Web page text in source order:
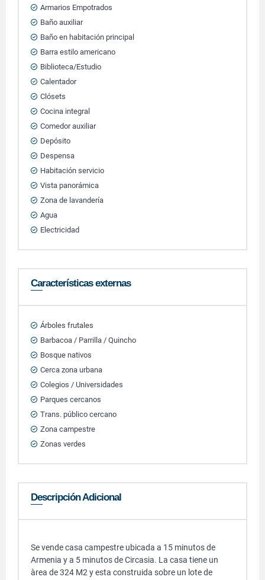
Armarios Empotrados
Baño auxiliar
Baño en habitación principal
Barra estilo americano
Biblioteca/Estudio
Calentador
Clósets
Cocina integral
Comedor auxiliar
Depósito
Despensa
Habitación servicio
Vista panorámica
Zona de lavandería
Agua
Electricidad
Características externas
Árboles frutales
Barbacoa / Parrilla / Quincho
Bosque nativos
Cerca zona urbana
Colegios / Universidades
Parques cercanos
Trans. público cercano
Zona campestre
Zonas verdes
Descripción Adicional
Se vende casa campestre ubicada a 15 minutos de
Armenia y a 5 minutos de Circasia. La casa tiene un
àrea de 324 M2 y esta construida sobre un lote de